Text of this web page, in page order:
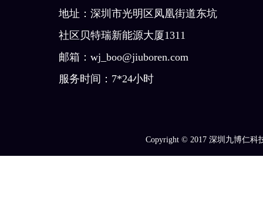
Copyright © 2017 深圳九博仁科
地址：深圳市光明区凤凰街道东坑
社区贝特瑞新能源大厦1311
邮箱：wj_boo@jiuboren.com
服务时间：7*24小时